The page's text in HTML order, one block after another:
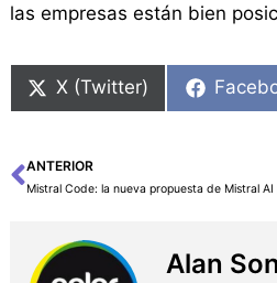
las empresas están bien
X (Twitter)
Ant
ANTERIOR
Alan